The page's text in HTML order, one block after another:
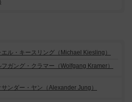
エル・キースリング（Michael Kiesling）
フガング・クラマー（Wolfgang Kramer）
サンダー・ヤン（Alexander Jung）